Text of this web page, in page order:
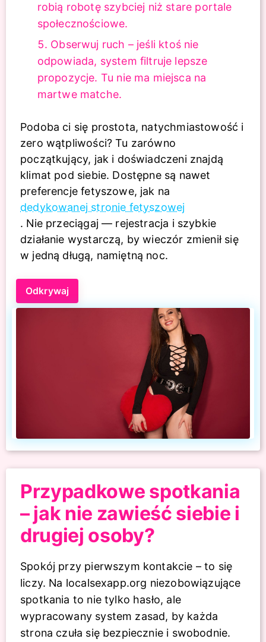
robią robotę szybciej niż stare portale
społecznościowe.
Obserwuj ruch – jeśli ktoś nie
odpowiada, system filtruje lepsze
propozycje. Tu nie ma miejsca na
martwe matche.
Podoba ci się prostota, natychmiastowość i
zero wątpliwości? Tu zarówno
początkujący, jak i doświadczeni znajdą
klimat pod siebie. Dostępne są nawet
preferencje fetyszowe, jak na
dedykowanej stronie fetyszowej
. Nie przeciągaj — rejestracja i szybkie
działanie wystarczą, by wieczór zmienił się
w jedną długą, namiętną noc.
Odkrywaj
Przypadkowe spotkania
– jak nie zawieść siebie i
drugiej osoby?
Spokój przy pierwszym kontakcie – to się
liczy. Na localsexapp.org niezobowiązujące
spotkania to nie tylko hasło, ale
wypracowany system zasad, by każda
strona czuła się bezpiecznie i swobodnie.